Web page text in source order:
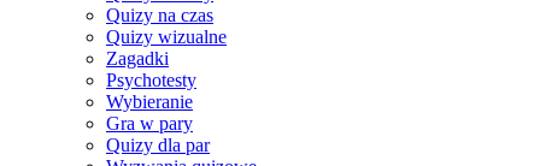
Quizy na czas
Quizy wizualne
Zagadki
Psychotesty
Wybieranie
Gra w pary
Quizy dla par